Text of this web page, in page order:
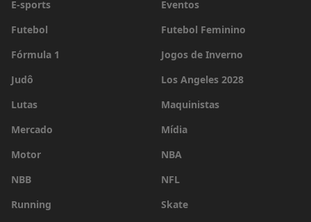
E-sports
Eventos
Futebol
Futebol Feminino
Fórmula 1
Jogos de Inverno
Judô
Los Angeles 2028
Lutas
Maquinistas
Mercado
Mídia
Motor
NBA
NBB
NFL
Running
Skate